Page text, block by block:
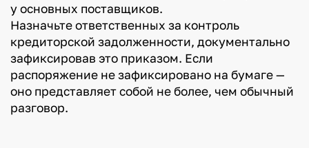
у основных поставщиков.
Назначьте ответственных за контроль
кредиторской задолженности, документально
зафиксировав это приказом. Если
распоряжение не зафиксировано на бумаге —
оно представляет собой не более, чем обычный
разговор.